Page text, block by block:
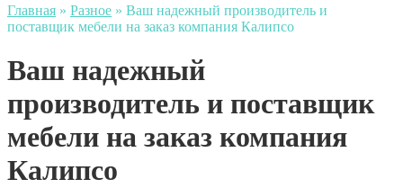
Главная » Разное » Ваш надежный производитель и
поставщик мебели на заказ компания Калипсо
Ваш надежный
производитель и поставщик
мебели на заказ компания
Калипсо